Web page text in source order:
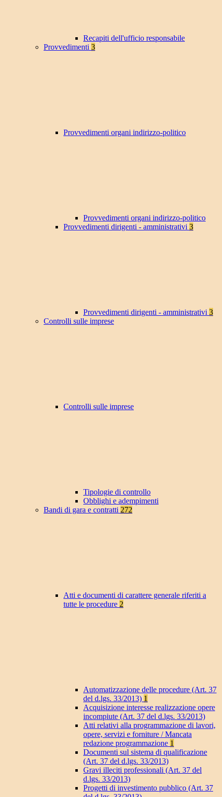
Recapiti dell'ufficio responsabile
Provvedimenti 3
Provvedimenti organi indirizzo-politico
Provvedimenti organi indirizzo-politico
Provvedimenti dirigenti - amministrativi 3
Provvedimenti dirigenti - amministrativi 3
Controlli sulle imprese
Controlli sulle imprese
Tipologie di controllo
Obblighi e adempimenti
Bandi di gara e contratti 272
Atti e documenti di carattere generale riferiti a
tutte le procedure 2
Automatizzazione delle procedure (Art. 37
del d.lgs. 33/2013) 1
Acquisizione interesse realizzazione opere
incompiute (Art. 37 del d.lgs. 33/2013)
Atti relativi alla programmazione di lavori,
opere, servizi e forniture / Mancata
redazione programmazione 1
Documenti sul sistema di qualificazione
(Art. 37 del d.lgs. 33/2013)
Gravi illeciti professionali (Art. 37 del
d.lgs. 33/2013)
Progetti di investimento pubblico (Art. 37